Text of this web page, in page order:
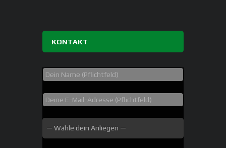
KONTAKT